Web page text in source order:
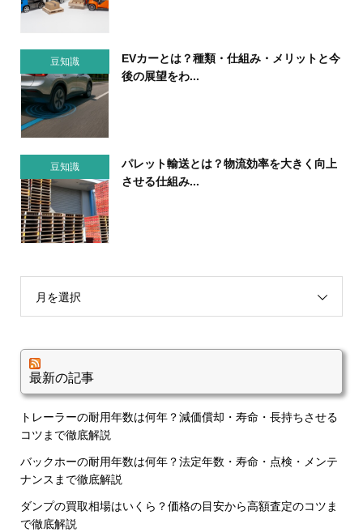
豆知識
EVカーとは？種類・仕組み・メリットと今
後の展望をわ...
豆知識
パレット輸送とは？物流効率を大きく向上
させる仕組み...
月を選択
最新の記事
トレーラーの耐用年数は何年？減価償却・寿命・長持ちさせる
コツまで徹底解説
バックホーの耐用年数は何年？法定年数・寿命・点検・メンテ
ナンスまで徹底解説
ダンプの買取相場はいくら？価格の目安から高額査定のコツま
で徹底解説